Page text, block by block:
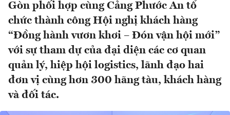
Gòn phối hợp cùng Cảng Phước An tổ
chức thành công Hội nghị khách hàng
“Đồng hành vươn khơi – Đón vận hội mới”
với sự tham dự của đại diện các cơ quan
quản lý, hiệp hội logistics, lãnh đạo hai
đơn vị cùng hơn 300 hãng tàu, khách hàng
và đối tác.